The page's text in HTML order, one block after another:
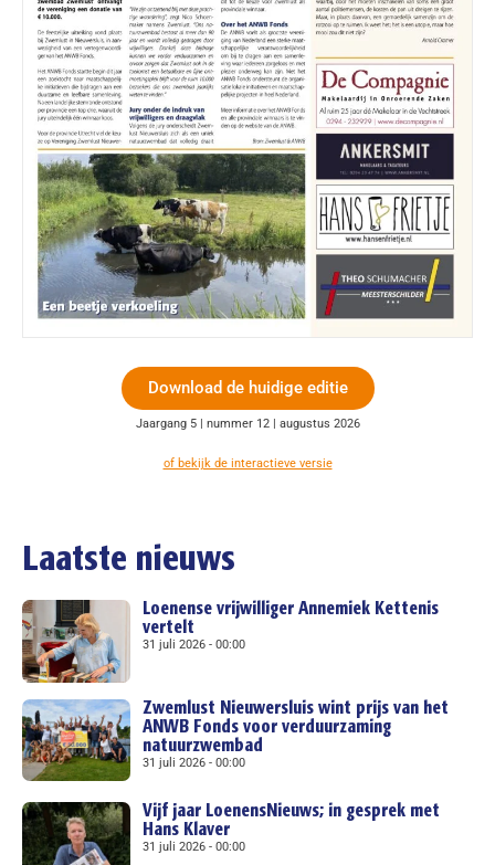
Download de huidige editie
Jaargang 5 | nummer 12 | augustus 2026
of bekijk de interactieve versie
Laatste nieuws
Loenense vrijwilliger Annemiek Kettenis
vertelt
31 juli 2026 00:00
Zwemlust Nieuwersluis wint prijs van het
ANWB Fonds voor verduurzaming
natuurzwembad
31 juli 2026 00:00
Vijf jaar LoenensNieuws; in gesprek met
Hans Klaver
31 juli 2026 00:00